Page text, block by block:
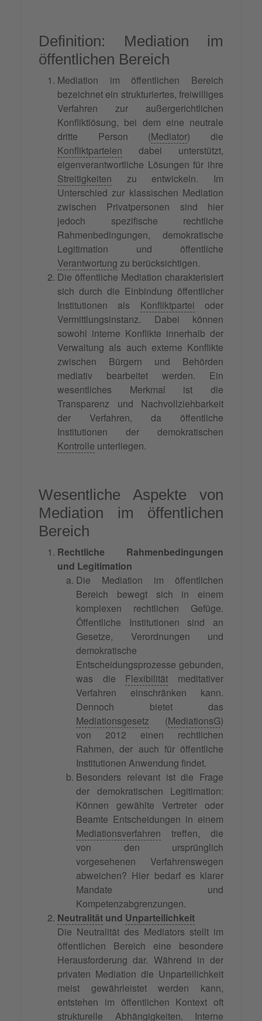
Definition: Mediation im
öffentlichen Bereich
Mediation im öffentlichen Bereich
bezeichnet ein strukturiertes, freiwilliges
Verfahren zur außergerichtlichen
Konfliktlösung, bei dem eine neutrale
dritte Person (Mediator) die
Konfliktparteien dabei unterstützt,
eigenverantwortliche Lösungen für ihre
Streitigkeiten zu entwickeln. Im
Unterschied zur klassischen Mediation
zwischen Privatpersonen sind hier
jedoch spezifische rechtliche
Rahmenbedingungen, demokratische
Legitimation und öffentliche
Verantwortung zu berücksichtigen.
Die öffentliche Mediation charakterisiert
sich durch die Einbindung öffentlicher
Institutionen als Konfliktpartei oder
Vermittlungsinstanz. Dabei können
sowohl interne Konflikte innerhalb der
Verwaltung als auch externe Konflikte
zwischen Bürgern und Behörden
mediativ bearbeitet werden. Ein
wesentliches Merkmal ist die
Transparenz und Nachvollziehbarkeit
der Verfahren, da öffentliche
Institutionen der demokratischen
Kontrolle unterliegen.
Wesentliche Aspekte von
Mediation im öffentlichen
Bereich
Rechtliche Rahmenbedingungen
und Legitimation
Die Mediation im öffentlichen
Bereich bewegt sich in einem
komplexen rechtlichen Gefüge.
Öffentliche Institutionen sind an
Gesetze, Verordnungen und
demokratische
Entscheidungsprozesse gebunden,
was die Flexibilität meditativer
Verfahren einschränken kann.
Dennoch bietet das
Mediationsgesetz (MediationsG)
von 2012 einen rechtlichen
Rahmen, der auch für öffentliche
Institutionen Anwendung findet.
Besonders relevant ist die Frage
der demokratischen Legitimation:
Können gewählte Vertreter oder
Beamte Entscheidungen in einem
Mediationsverfahren treffen, die
von den ursprünglich
vorgesehenen Verfahrenswegen
abweichen? Hier bedarf es klarer
Mandate und
Kompetenzabgrenzungen.
Neutralität und Unparteilichkeit
Die Neutralität des Mediators stellt im
öffentlichen Bereich eine besondere
Herausforderung dar. Während in der
privaten Mediation die Unparteilichkeit
meist gewährleistet werden kann,
entstehen im öffentlichen Kontext oft
strukturelle Abhängigkeiten. Interne